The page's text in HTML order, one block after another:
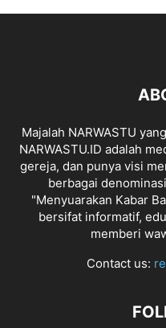
Majalah NARWASTU
NARWASTU.ID adalah
gereja, dan punya visi
berbagai
"Menyuarakan Kabar
bersifat informatif,
memberi
Contact us: